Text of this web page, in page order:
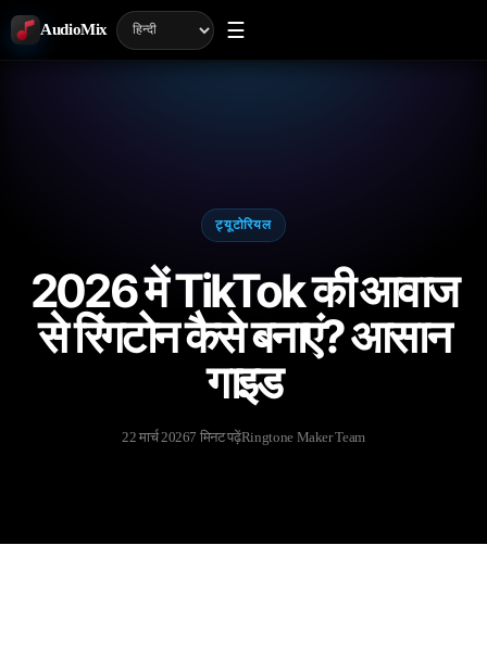
AudioMix ☰
ट्यूटोरियल
2026 में TikTok की आवाज
से रिंगटोन कैसे बनाएं? आसान
गाइड
22 मार्च 20267 मिनट पढ़ेंRingtone Maker Team